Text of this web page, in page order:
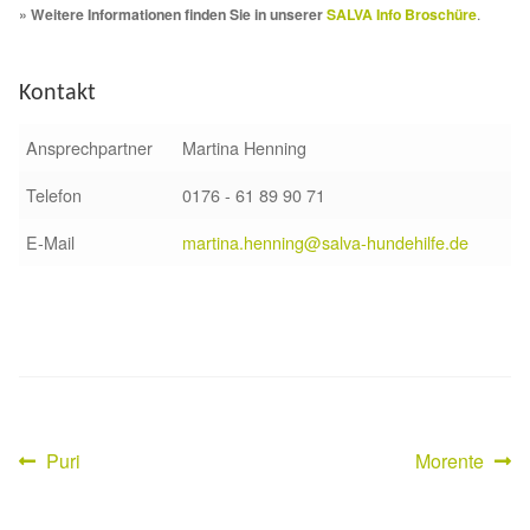
Mittelmeerkrankheiten
Leishmaniose
Info Broschüre – SALVA Hundehilfe e.V.
» Weitere Informationen finden Sie in unsererSALVA Info Broschüre.
Kontakt
Ansprechpartner
Martina Henning
Telefon
0176 - 61 89 90 71
E-Mail
martina.henning@salva-hundehilfe.de
Beitragsnavigation
Vorheriger
Puri
Nächster
Morente